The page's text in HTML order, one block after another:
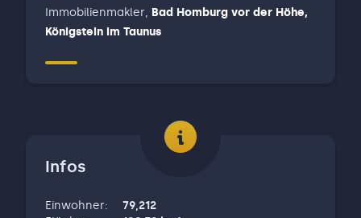
Immobilienmakler, Bad Homburg vor der Höhe,
Königstein im Taunus
Infos
Einwohner:
79,212